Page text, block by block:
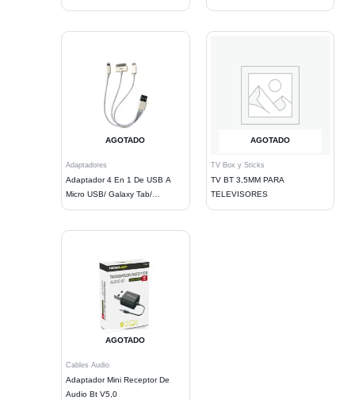
AGOTADO
Adaptadores
Adaptador 4 En 1 De USB A
Micro USB/ Galaxy Tab/
Lightning
AGOTADO
TV Box y Sticks
TV BT 3,5MM PARA
TELEVISORES
AGOTADO
Cables Audio
Adaptador Mini Receptor De
Audio Bt V5,0